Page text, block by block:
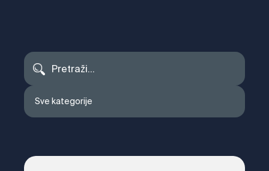
Sve kategorije